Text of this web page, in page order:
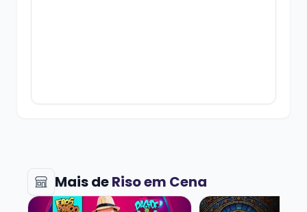
Mais deRiso em Cena
Veja mais sobre Eros Prado - A 5° Serie Venceu
Veja mais sobre